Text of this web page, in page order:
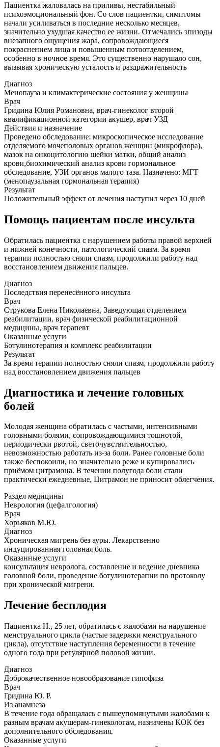
Пациентка жаловалась на приливы, нестабильный
психоэмоциональный фон. Со слов пациентки, симптомы
начали усиливаться в последние несколько месяцев,
значительно ухудшая качество ее жизни. Отмечались эпизоды
внезапного ощущения жара, сопровождающиеся
покраснением лица и повышенным потоотделением,
особенно в ночное время. Это существенно нарушало сон,
вызывая хроническую усталость и раздражительность
Диагноз
Менопауза и климактерические состояния у женщины
Врач
Гридина Юлия Романовна, врач-гинеколог второй
квалификационной категории акушер, врач УЗД
Действия и назначение
Проведено обследование: микроскопическое исследование
отделяемого мочеполовых органов женщин (микрофлора),
мазок на онкоцитологию шейки матки, общий анализ
крови,биохимический анализ крови гормональное
обследование, УЗИ органов малого таза. Назначено: МГТ
(менопаузальная гормональная терапия)
Результат
Положительный эффект от лечения наступил через 10 дней
Помощь пациентам после инсульта
Обратилась пациентка с нарушением работы правой верхней
и нижней конечности, патологический спазм. За время
терапии полностью сняли спазм, продолжили работу над
восстановлением движения пальцев.
Диагноз
Последствия перенесённого инсульта
Врач
Струкова Елена Николаевна, Заведующая отделением
реабилитации, врач физической реабилитационной
медицины, врач терапевт
Оказанные услуги
Ботулинотерапия и комплекс реабилитации
Результат
За время терапии полностью сняли спазм, продолжили работу
над восстановлением движения пальцев
Диагностика и лечение головных
болей
Молодая женщина обратилась с частыми, интенсивными
головными болями, сопровождающимися тошнотой,
периодически рвотой, светочувствительностью,
невозможностью работать из-за боли. Ранее головные боли
также беспокоили, но значительно реже и купировались
приёмом цитрамона. В течении полугода боли стали
практически ежедневные, Цитрамон не приносит облегчения.
Раздел медицины
Неврология (цефалгология)
Врач
Хорьяков М.Ю.
Диагноз
Хроническая мигрень без ауры. Лекарственно
индуцированная головная боль.
Оказанные услуги
консультация невролога, составление и ведение дневника
головной боли, проведение ботулинотерапии по протоколу
при хронической мигрени.
Лечение бесплодия
Пациентка Н., 25 лет, обратилась с жалобами на нарушение
менструального цикла (частые задержки менструального
цикла), отсутствие наступления беременности в течение
одного года при регулярной половой жизни.
Диагноз
Доброкачественное новообразование гипофиза
Врач
Гридина Ю. Р.
Из анамнеза
В течение года обращалась с вышеупомянутыми жалобами к
разным врачам акушерам-гинекологам, назначены КОК без
дополнительного обследования.
Оказанные услуги